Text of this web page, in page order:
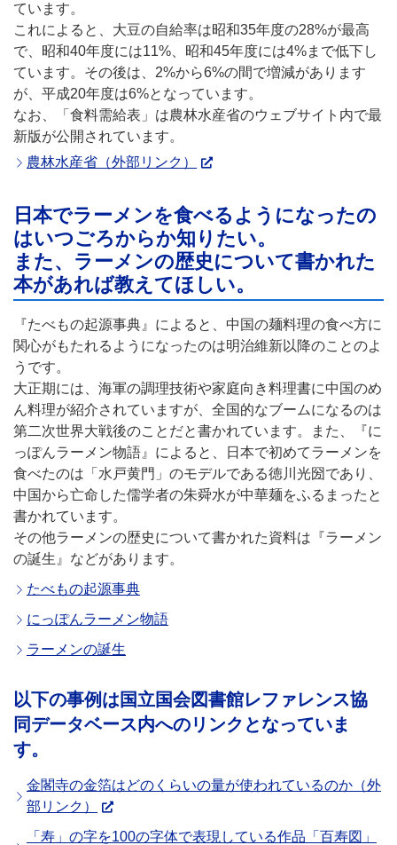
ています。
これによると、大豆の自給率は昭和35年度の28%が最高
で、昭和40年度には11%、昭和45年度には4%まで低下し
ています。その後は、2%から6%の間で増減があります
が、平成20年度は6%となっています。
なお、「食料需給表」は農林水産省のウェブサイト内で最
新版が公開されています。
農林水産省（外部リンク）
日本でラーメンを食べるようになったの
はいつごろからか知りたい。
また、ラーメンの歴史について書かれた
本があれば教えてほしい。
『たべもの起源事典』によると、中国の麺料理の食べ方に
関心がもたれるようになったのは明治維新以降のことのよ
うです。
大正期には、海軍の調理技術や家庭向き料理書に中国のめ
ん料理が紹介されていますが、全国的なブームになるのは
第二次世界大戦後のことだと書かれています。また、『に
っぽんラーメン物語』によると、日本で初めてラーメンを
食べたのは「水戸黄門」のモデルである徳川光圀であり、
中国から亡命した儒学者の朱舜水が中華麺をふるまったと
書かれています。
その他ラーメンの歴史について書かれた資料は『ラーメン
の誕生』などがあります。
たべもの起源事典
にっぽんラーメン物語
ラーメンの誕生
以下の事例は国立国会図書館レファレンス協
同データベース内へのリンクとなっていま
す。
金閣寺の金箔はどのくらいの量が使われているのか（外
部リンク）
「寿」の字を100の字体で表現している作品「百寿図」